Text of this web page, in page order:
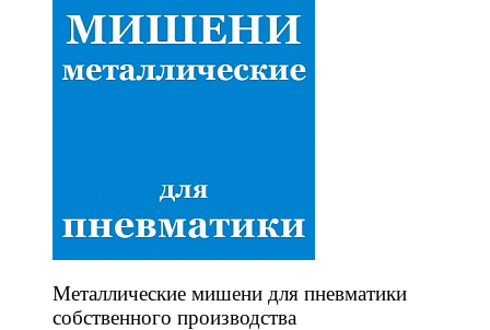
Металлические мишени для пневматики
собственного производства